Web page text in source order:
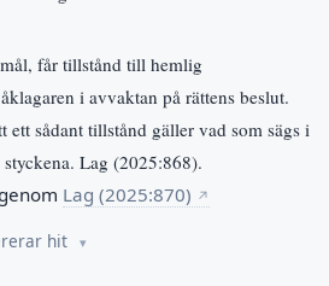
får tillstånd till hemlig
i avvaktan på rättens beslut.
ett sådant tillstånd gäller vad som sägs i
Lag (2025:868).
Lag (2025:870) ↗
hit